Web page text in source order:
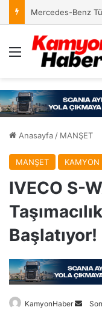
Mercedes-Benz
Menü
Anasayfa / MANŞET
MANŞET KAMYON
IVECO S-
Başlatıyor!
KamyonHaber
Bir